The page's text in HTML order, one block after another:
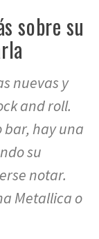
sobre su
nuevas y
and roll.
bar, hay una
su
notar.
Metallica o